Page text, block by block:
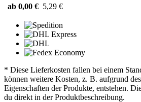
ab 0,00 € 5,29 €
* Diese Lieferkosten fallen bei einem
können weitere Kosten, z. B. aufgrund
Eigenschaften der Produkte, entstehen.
du direkt in der Produktbeschreibung.